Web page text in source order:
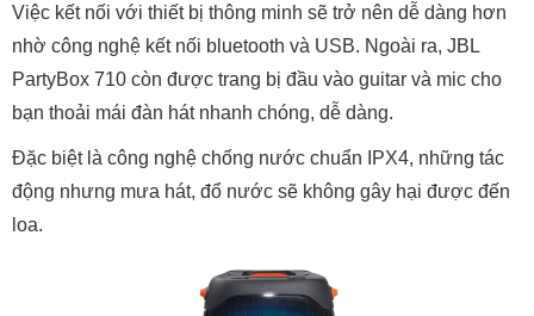
Việc kết nối với thiết bị thông minh sẽ trở nên dễ dàng hơn
nhờ công nghệ kết nối bluetooth và USB. Ngoài ra, JBL
PartyBox 710 còn được trang bị đầu vào guitar và mic cho
bạn thoải mái đàn hát nhanh chóng, dễ dàng.
Đặc biệt là công nghệ chống nước chuẩn IPX4, những tác
động nhưng mưa hát, đổ nước sẽ không gây hại được đến
loa.